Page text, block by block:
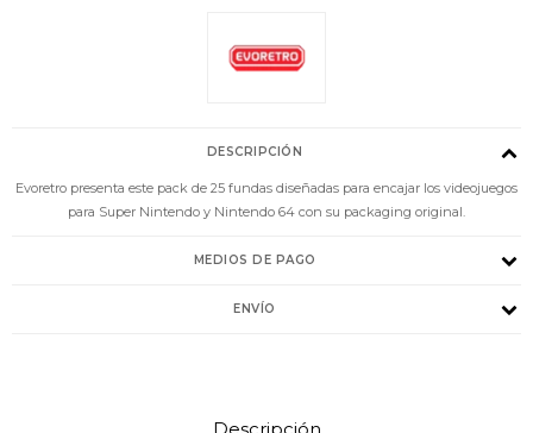
DESCRIPCIÓN
Evoretro presenta este pack de 25 fundas diseñadas para encajar los videojuegos
para Super Nintendo y Nintendo 64 con su packaging original.
MEDIOS DE PAGO
ENVÍO
Descripción